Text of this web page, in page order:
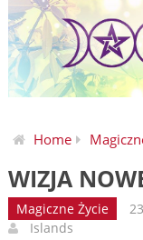
Home
WIZJA
Magiczne Życie
Islands